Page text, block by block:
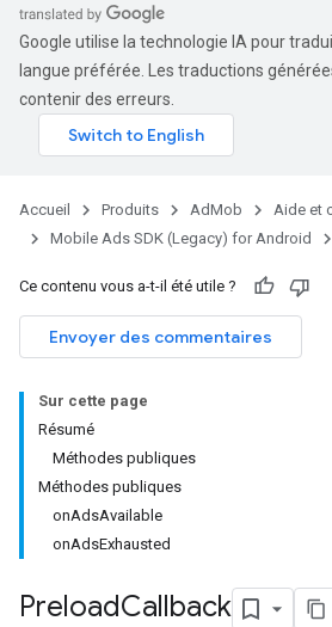
Google utilise la technologie IA pour
langue préférée. Les traductions
contenir des erreurs.
Accueil Produits AdMob
Aide et
Mobile Ads SDK (Legacy) for Android
Ce contenu vous a-t-il été utile ?
Envoyer des commentaires
Sur cette page
Résumé
Méthodes publiques
Méthodes publiques
onAdsAvailable
onAdsExhausted
PreloadCallback